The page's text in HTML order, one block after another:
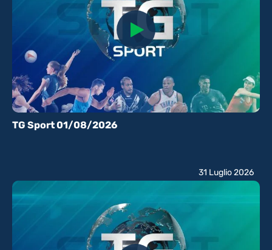
TG Sport 01/08/2026
31 Luglio 2026